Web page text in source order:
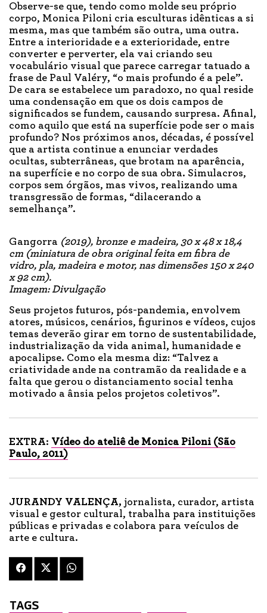
Observe-se que, tendo como molde seu próprio
corpo, Monica Piloni cria esculturas idênticas a si
mesma, mas que também são outra, uma outra.
Entre a interioridade e a exterioridade, entre
converter e perverter, ela vai criando seu
vocabulário visual que parece carregar tatuado a
frase de Paul Valéry, “o mais profundo é a pele”.
De cara se estabelece um paradoxo, no qual reside
uma condensação em que os dois campos de
significados se fundem, causando surpresa. Afinal,
como aquilo que está na superfície pode ser o mais
profundo? Nos próximos anos, décadas, é possível
que a artista continue a enunciar verdades
ocultas, subterrâneas, que brotam na aparência,
na superfície e no corpo de sua obra. Simulacros,
corpos sem órgãos, mas vivos, realizando uma
transgressão de formas, “dilacerando a
semelhança”.
Gangorra (2019), bronze e madeira, 30 x 48 x 18,4
cm (miniatura de obra original feita em fibra de
vidro, pla, madeira e motor, nas dimensões 150 x 240
x 92 cm).
Imagem: Divulgação
Seus projetos futuros, pós-pandemia, envolvem
atores, músicos, cenários, figurinos e vídeos, cujos
temas deverão girar em torno de sustentabilidade,
industrialização da vida animal, humanidade e
apocalipse. Como ela mesma diz: “Talvez a
criatividade ande na contramão da realidade e a
falta que gerou o distanciamento social tenha
motivado a ânsia pelos projetos coletivos”.
EXTRA: Vídeo do ateliê de Monica Piloni (São
Paulo, 2011)
JURANDY VALENÇA, jornalista, curador, artista
visual e gestor cultural, trabalha para instituições
públicas e privadas e colabora para veículos de
arte e cultura.
TAGS